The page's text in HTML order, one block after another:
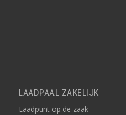
LAADPAAL ZAKELIJK
Laadpunt op de zaak